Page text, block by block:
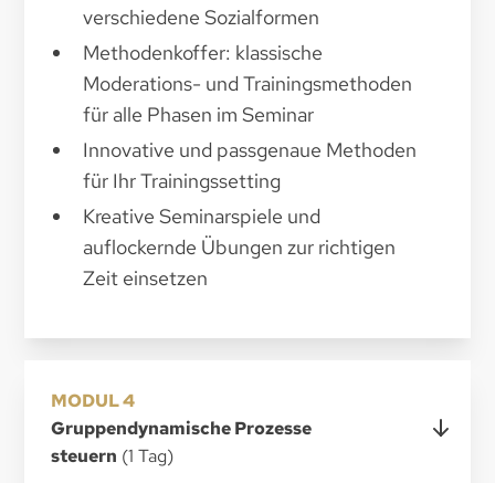
verschiedene Sozialformen
Methodenkoffer: klassische
Moderations- und Trainingsmethoden
für alle Phasen im Seminar
Innovative und passgenaue Methoden
für Ihr Trainingssetting
Kreative Seminarspiele und
auflockernde Übungen zur richtigen
Zeit einsetzen
MODUL 4
Gruppendynamische Prozesse
steuern (1 Tag)